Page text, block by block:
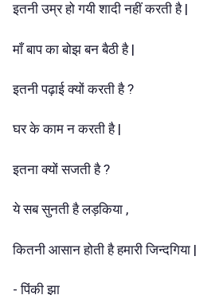
इतनी उम्र हो गयी शादी नहीं करती है |
माँ बाप का बोझ बन बैठी है |
इतनी पढ़ाई क्यों करती है ?
घर के काम न करती है |
इतना क्यों सजती है ?
ये सब सुनती है लड़किया ,
कितनी आसान होती है हमारी जिन्दगिया |
- पिंकी झा